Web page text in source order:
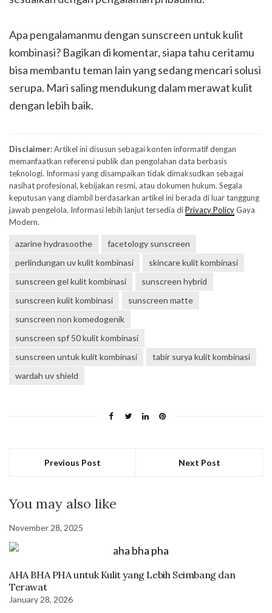
Apa pengalamanmu dengan sunscreen untuk kulit
kombinasi? Bagikan di komentar, siapa tahu ceritamu
bisa membantu teman lain yang sedang mencari solusi
serupa. Mari saling mendukung dalam merawat kulit
dengan lebih baik.
Disclaimer:Artikel ini disusun sebagai konten informatif dengan
memanfaatkan referensi publik dan pengolahan data berbasis
teknologi. Informasi yang disampaikan tidak dimaksudkan sebagai
nasihat profesional, kebijakan resmi, atau dokumen hukum. Segala
keputusan yang diambil berdasarkan artikel ini berada di luar tanggung
jawab pengelola. Informasi lebih lanjut tersedia diPrivacy PolicyGaya
Modern.
azarine hydrasoothe
facetology sunscreen
perlindungan uv kulit kombinasi
skincare kulit kombinasi
sunscreen gel kulit kombinasi
sunscreen hybrid
sunscreen kulit kombinasi
sunscreen matte
sunscreen non komedogenik
sunscreen spf 50 kulit kombinasi
sunscreen untuk kulit kombinasi
tabir surya kulit kombinasi
wardah uv shield
Previous Post Next Post
You may also like
November 28, 2025
AHA BHA PHA untuk Kulit yang Lebih Seimbang dan
Terawat
January 28, 2026